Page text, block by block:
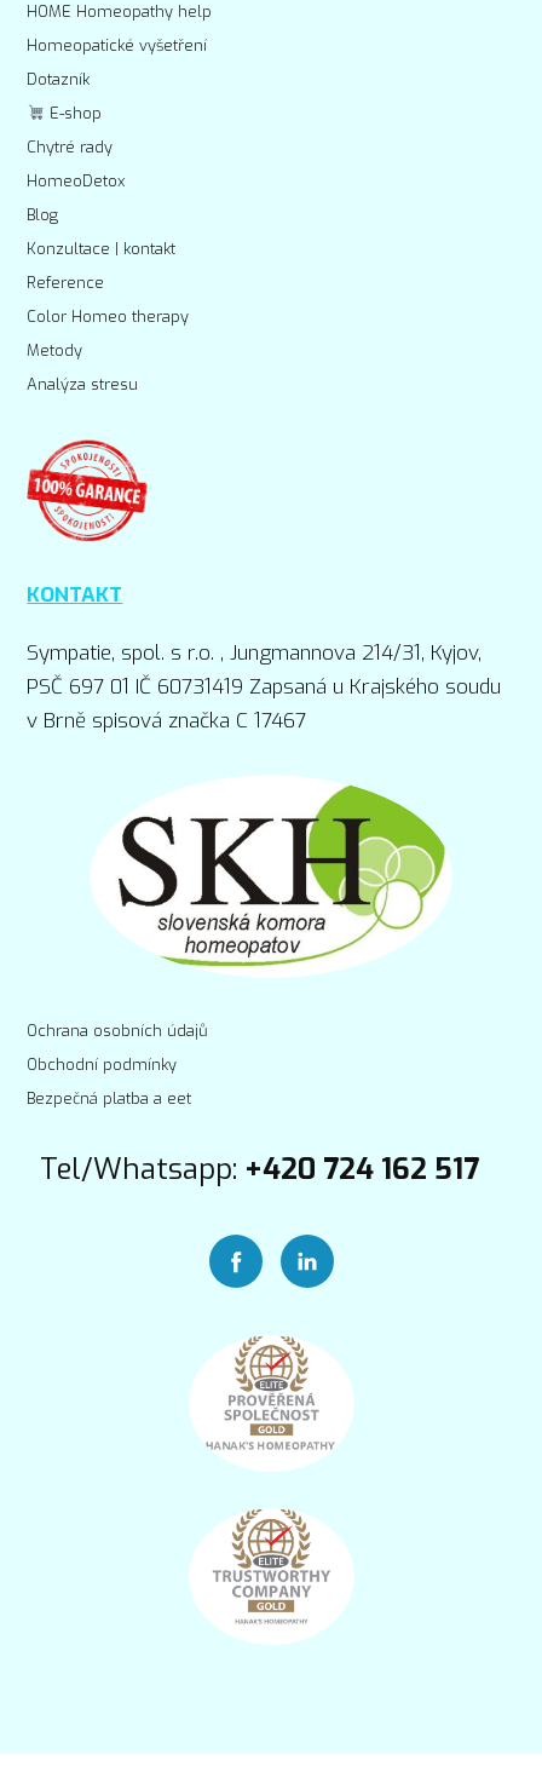
HOME Homeopathy help
Homeopatické vyšetření
Dotazník
E-shop
Chytré rady
HomeoDetox
Blog
Konzultace | kontakt
Reference
Color Homeo therapy
Metody
Analýza stresu
KONTAKT
Sympatie, spol. s r.o. , Jungmannova 214/31, Kyjov,
PSČ 697 01 IČ 60731419 Zapsaná u Krajského soudu
v Brně spisová značka C 17467
Ochrana osobních údajů
Obchodní podmínky
Bezpečná platba a eet
Tel/Whatsapp: +420 724 162 517